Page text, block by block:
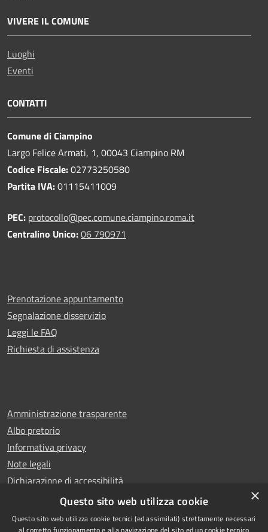
VIVERE IL COMUNE
Luoghi
Eventi
CONTATTI
Comune di Ciampino
Largo Felice Armati, 1, 00043 Ciampino RM
Codice Fiscale:02773250580
Partita IVA:01115411009
PEC: protocollo@pec.comune.ciampino.roma.it
Centralino Unico:06 790971
Prenotazione appuntamento
Segnalazione disservizio
Leggi le FAQ
Richiesta di assistenza
Amministrazione trasparente
Albo pretorio
Informativa privacy
Note legali
Dichiarazione di accessibilità
Whistleblowing
×
Questo sito web utilizza cookie
Questo sito web utilizza cookie tecnici (ed assimilati) strettamente necessari